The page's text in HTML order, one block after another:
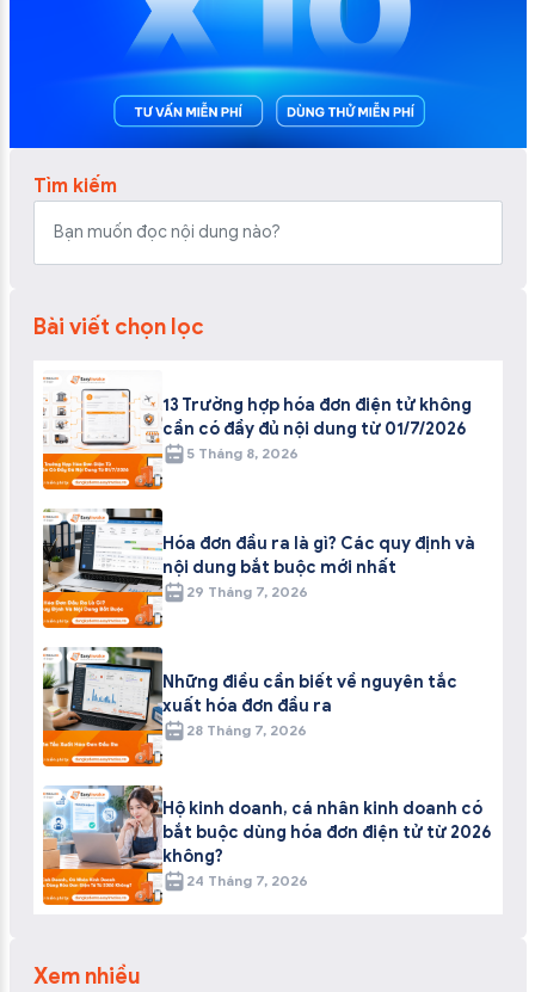
Tìm kiếm
Bài viết chọn lọc
13 Trường hợp hóa đơn điện tử không
cần có đầy đủ nội dung từ 01/7/2026
5 Tháng 8, 2026
Hóa đơn đầu ra là gì? Các quy định và
nội dung bắt buộc mới nhất
29 Tháng 7, 2026
Những điều cần biết về nguyên tắc
xuất hóa đơn đầu ra
28 Tháng 7, 2026
Hộ kinh doanh, cá nhân kinh doanh có
bắt buộc dùng hóa đơn điện tử từ 2026
không?
24 Tháng 7, 2026
Xem nhiều